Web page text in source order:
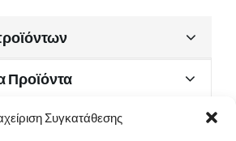
Συγκατάθεσης
Προϊόντα